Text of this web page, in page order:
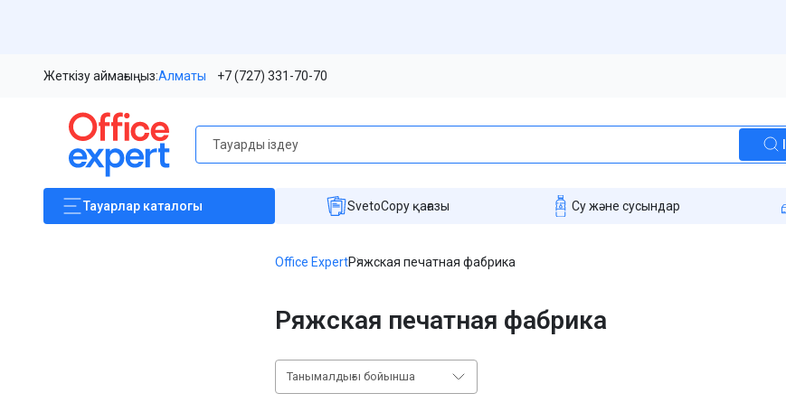
Жеткізу аймағыңыз:Алматы +7 (727) 331-70-70
Тауарлар каталогы SvetoCopy қағазы Су және сусындар
Office ExpertРяжская печатная фабрика
Ряжская печатная фабрика
Танымалдығы бойынша